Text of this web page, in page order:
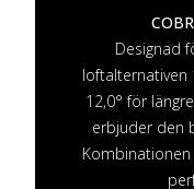
Designad
loftalternativen
12,0° för
erbjuder den